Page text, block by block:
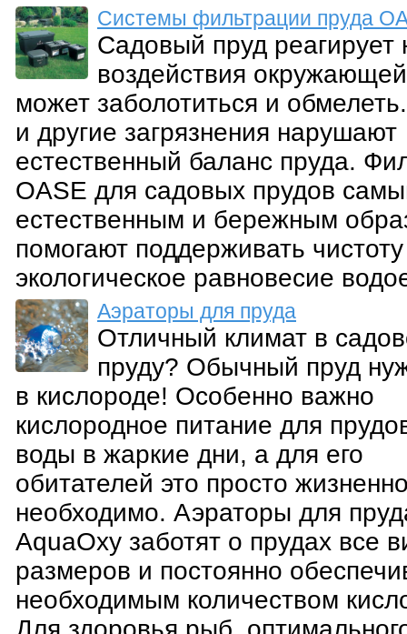
Системы фильтрации пруда
Садовый пруд реагирует
воздействия
может заболотиться и
и другие загрязнения нарушают
естественный баланс пруда.
OASE для садовых прудов
естественным и бережным
помогают поддерживать
экологическое равновесие
Аэраторы для пруда
Отличный климат в
пруду? Обычный пруд
в кислороде! Особенно важно
кислородное питание для
воды в жаркие дни, а для его
обитателей это просто
необходимо. Аэраторы для
AquaOxy заботят о прудах все
размеров и постоянно
необходимым количеством